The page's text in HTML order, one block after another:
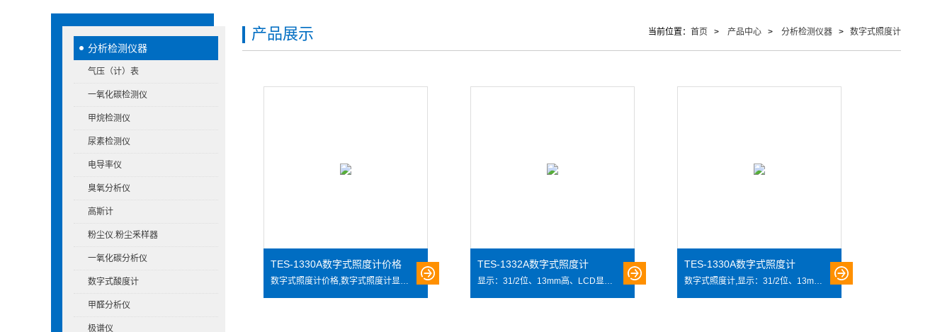
分析检测仪器
气压（计）表
一氧化碳检测仪
甲烷检测仪
尿素检测仪
电导率仪
臭氧分析仪
高斯计
粉尘仪.粉尘釆样器
一氧化碳分析仪
数字式酸度计
甲醛分析仪
极谱仪
当前位置： 首页 > 产品中心 > 分析检测仪器 > 数字式照度计
产品展示
TES-1330A数字式照度计价格
数字式照度计价格,数字式照度计显示：31/2位、13mm高、LCD显示测量范围：0.01LUX－200000LUX精度：0.1电源：9V电池外形尺寸：135×75×33全部材料和器件是中国台湾进口、是进口组装。
TES-1332A数字式照度计
显示：31/2位、13mm高、LCD显示 测量范围：0.01LUX－200000LUX 精度：0.1 电源：9V电池 外形尺寸：135×75×33 全部材料和器件是中国台湾进口、是进口组装。
TES-1330A数字式照度计
数字式照度计,显示：31/2位、13mm高、LCD显示 测量范围：0.01LUX－20000LUX 精度：0.01 电源：9V电池. 全部材料和器件是中国台湾进口、是进口组装